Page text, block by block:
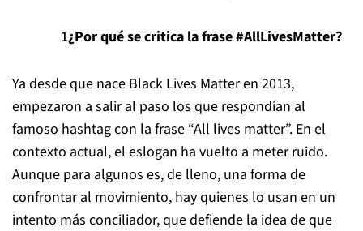
¿Por qué se critica la frase #AllLivesMatter?
Ya desde que nace Black Lives Matter en 2013,
empezaron a salir al paso los que respondían al
famoso hashtag con la frase “All lives matter”. En el
contexto actual, el eslogan ha vuelto a meter ruido.
Aunque para algunos es, de lleno, una forma de
confrontar al movimiento, hay quienes lo usan en un
intento más conciliador, que defiende la idea de que